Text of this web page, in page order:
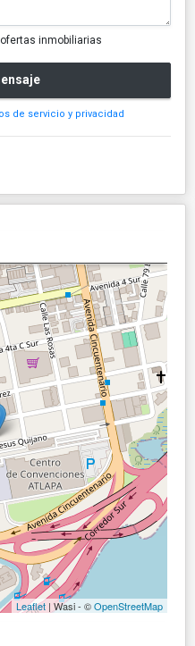
inmobiliarias
de servicio y privacidad
Leaflet | Wasi - ©OpenStreetMap